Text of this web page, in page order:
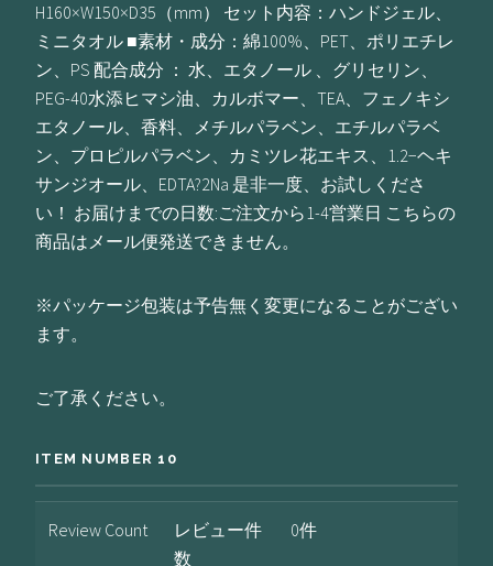
H160×W150×D35（mm） セット内容：ハンドジェル、
ミニタオル ■素材・成分：綿100%、PET、ポリエチレ
ン、PS 配合成分 ： 水、エタノール 、グリセリン、
PEG-40水添ヒマシ油、カルボマー、TEA、フェノキシ
エタノール、香料、メチルパラベン、エチルパラベ
ン、プロピルパラベン、カミツレ花エキス、1.2−ヘキ
サンジオール、EDTA?2Na 是非一度、お試しくださ
い！ お届けまでの日数:ご注文から1-4営業日 こちらの
商品はメール便発送できません。
※パッケージ包装は予告無く変更になることがござい
ます。
ご了承ください。
ITEM NUMBER 10
Review Count
レビュー件
数
0件